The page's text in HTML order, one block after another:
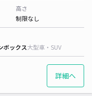
高さ
制限なし
ボックス大型車・SUV
詳細へ